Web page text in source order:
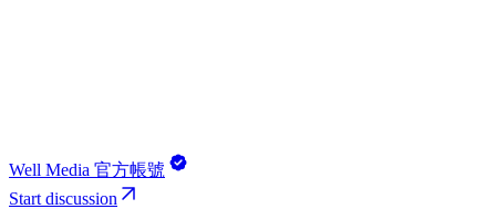
Well Media 官方帳號
Start discussion